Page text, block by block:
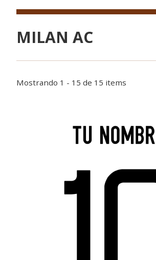
MILAN AC
Mostrando 1 - 15 de 15 items